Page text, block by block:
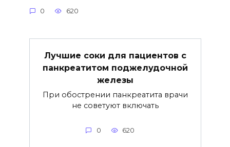
0 620
Лучшие соки для пациентов с
панкреатитом поджелудочной
железы
При обострении панкреатита врачи
не советуют включать
0 620